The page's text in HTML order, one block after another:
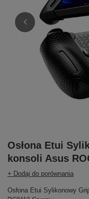
Osłona Etui
konsoli Asus
+ Dodaj do porównania
Osłona Etui Sylikonowy